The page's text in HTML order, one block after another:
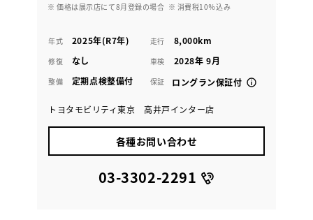
※ 価格は展示店にて8月登録の場合 ※ 消費税10％込み
年式 2025年(R7年) 走行 8,000km
修復 なし 車検 2028年 9月
整備 定期点検整備付 保証 ロングラン保証付
トヨタモビリティ東京 高井戸インター店
各種お問い合わせ
03-3302-2291